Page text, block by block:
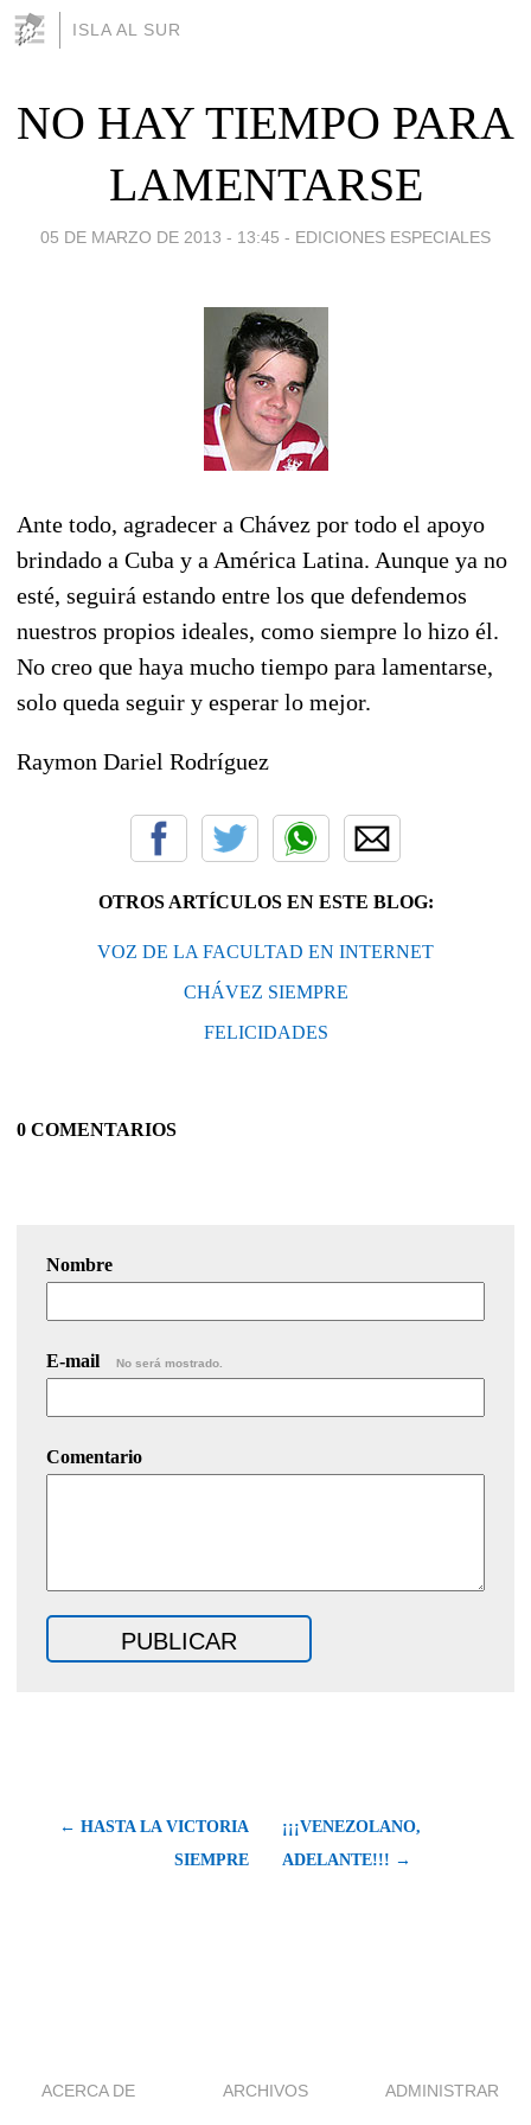
ISLA AL SUR
NO HAY TIEMPO PARA
LAMENTARSE
05 DE MARZO DE 2013 - 13:45 - EDICIONES ESPECIALES
Ante todo, agradecer a Chávez por todo el apoyo
brindado a Cuba y a América Latina. Aunque ya no
esté, seguirá estando entre los que defendemos
nuestros propios ideales, como siempre lo hizo él.
No creo que haya mucho tiempo para lamentarse,
solo queda seguir y esperar lo mejor.
Raymon Dariel Rodríguez
OTROS ARTÍCULOS EN ESTE BLOG:
VOZ DE LA FACULTAD EN INTERNET
CHÁVEZ SIEMPRE
FELICIDADES
0 COMENTARIOS
Nombre
E-mail No será mostrado.
Comentario
← HASTA LA VICTORIA
SIEMPRE
¡¡¡VENEZOLANO,
ADELANTE!!! →
ACERCA DE ARCHIVOS ADMINISTRAR